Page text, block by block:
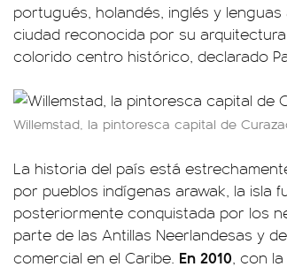
portugués, holandés, inglés y lenguas
ciudad reconocida por su
colorido centro histórico, declarado
Willemstad, la pintoresca capital de
La historia del país está
por pueblos indígenas arawak, la isla
posteriormente conquistada por los
parte de las Antillas Neerlandesas y
comercial en el Caribe. En 2010, con